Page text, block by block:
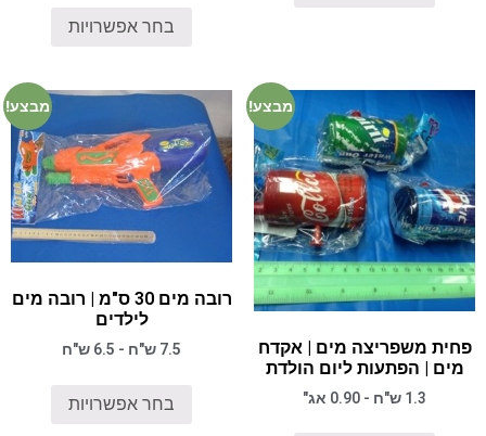
בחר אפשרויות
מבצע!
פחית משפריצה מים | אקדח
מים | הפתעות ליום הולדת
1.3 ש"ח - 0.90 אג"
מבצע!
רובה מים 30 ס"מ | רובה מים
לילדים
7.5 ש"ח - 6.5 ש"ח
בחר אפשרויות